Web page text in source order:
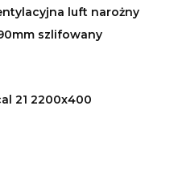
luft narożny
szlifowany
21 2200x400